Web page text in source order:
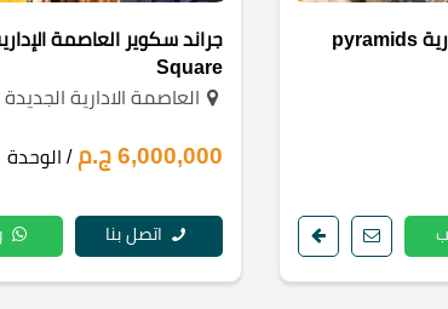
بيراميدز بيزنس تاور العاصمة الادارية pyramids
Square
العاصمة الادارية الجديدة
6,000,000 ج.م / الوحدة
اتصل بنا